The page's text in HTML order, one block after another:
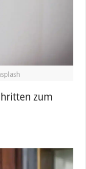
zum